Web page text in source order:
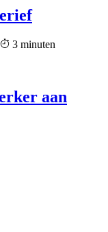
3 minuten
aan